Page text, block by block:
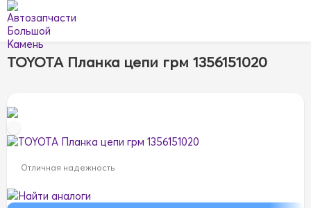
TOYOTA Планка цепи грм 1356151020
Отличная надежность
Найти аналоги